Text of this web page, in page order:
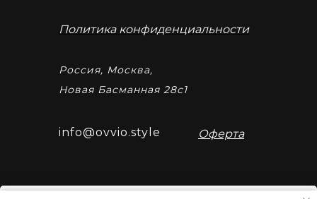
info@ovvio.style
Политика конфиденциальности
Оферта
Россия, Москва,
Новая Басманная 28с1